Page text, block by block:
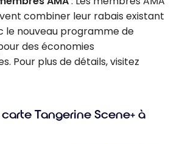
combiner leur rabais existant
le nouveau programme de
des économies
Pour plus de détails, visitez
Tangerine Scene+ à